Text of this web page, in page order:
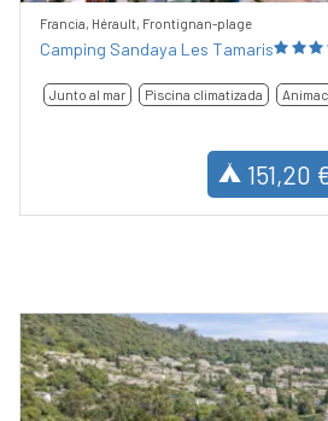
Francia, Hérault, Frontignan-plage
Camping Sandaya Les Tamaris
Junto al mar Piscina climatizada
151,20